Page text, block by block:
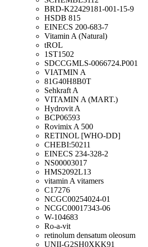
BRD-K22429181-001-15-9
HSDB 815
EINECS 200-683-7
Vitamin A (Natural)
tROL
1ST1502
SDCCGMLS-0066724.P001
VIATMIN A
81G40H8B0T
Sehkraft A
VITAMIN A (MART.)
Hydrovit A
BCP06593
Rovimix A 500
RETINOL [WHO-DD]
CHEBI:50211
EINECS 234-328-2
NS00003017
HMS2092L13
vitamin A vitamers
C17276
NCGC00254024-01
NCGC00017343-06
W-104683
Ro-a-vit
retinolum densatum oleosum
UNII-G2SH0XKK91